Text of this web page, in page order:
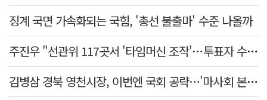
징계 국면 가속화되는 국힘, '총선 불출마' 수준 나올까
주진우 "선관위 117곳서 '타임머신 조작'…투표자 수 미리 입력"
김병삼 경북 영천시장, 이번엔 국회 공략…'마사회 본사 이전·광역교통망 확충' 요청